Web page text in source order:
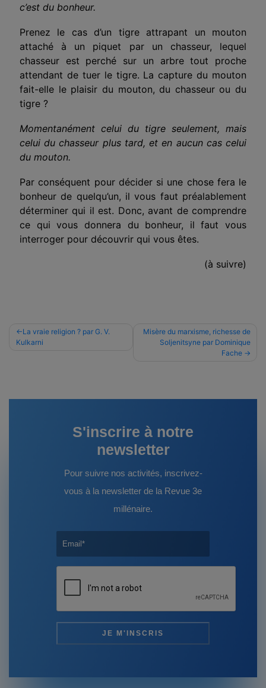
c’est du bonheur.
Prenez le cas d’un tigre attrapant un mouton
attaché à un piquet par un chasseur, lequel
chasseur est perché sur un arbre tout proche
attendant de tuer le tigre. La capture du mouton
fait-elle le plaisir du mouton, du chasseur ou du
tigre ?
Momentanément celui du tigre seulement, mais
celui du chasseur plus tard, et en aucun cas celui
du mouton.
Par conséquent pour décider si une chose fera le
bonheur de quelqu’un, il vous faut préalablement
déterminer qui il est. Donc, avant de comprendre
ce qui vous donnera du bonheur, il faut vous
interroger pour découvrir qui vous êtes.
(à suivre)
Navigation
de
La vraie religion ? par G. V.
Kulkarni
Misère du marxisme, richesse de
Soljenitsyne par Dominique
Fache
S'inscrire à notre
newsletter
Pour suivre nos activités, inscrivez-
vous à la newsletter de la Revue 3e
millénaire.